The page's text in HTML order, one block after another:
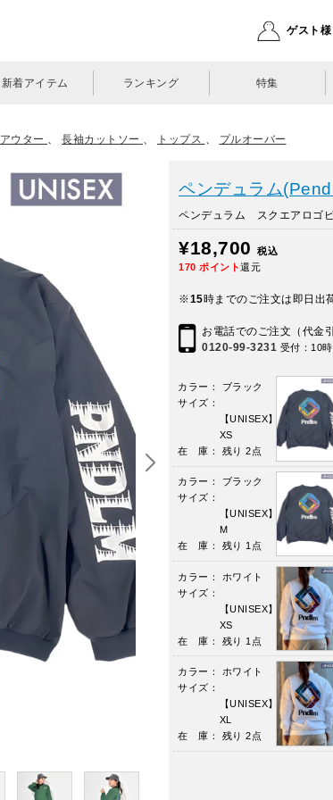
ゲスト様
新着アイテム ランキング 特集
アウター 、 長袖カットソー 、 トップス 、 プルオーバー
ペンデュラム
ペンデュラム スクエアロゴ
¥18,700
税込
170 ポイント還元
※15時までのご注文は即日出
お電話でのご注文（代金
0120-99-3231 受付：10
カラー： ブラック
サイズ：
【UNISEX】
XS
在 庫： 残り 2点
カラー： ブラック
サイズ：
【UNISEX】
M
在 庫： 残り 1点
カラー： ホワイト
サイズ：
【UNISEX】
XS
在 庫： 残り 1点
カラー： ホワイト
サイズ：
【UNISEX】
XL
在 庫： 残り 2点